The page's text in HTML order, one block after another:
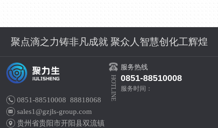
聚点滴之力铸非凡成就 聚众人智慧创化工辉煌
0851-88510008 88818068
sales1@gzjls-group.com
贵州省贵阳市开阳县双流镇
HOTLINE
服务热线
0851-88510008
服务时间：